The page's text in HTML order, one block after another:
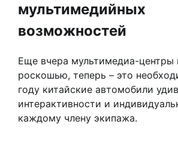
мультимедийных
возможностей
Еще вчера мультимедиа-центры
роскошью, теперь – это
году китайские автомобили
интерактивности и
каждому члену экипажа.